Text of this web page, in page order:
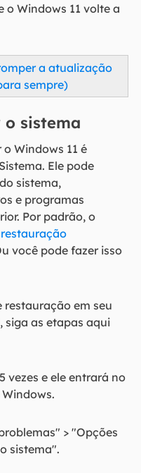
o Windows 11 volte a
a atualização
sempre)
o sistema
Windows 11 é
Ele pode
sistema,
e programas
Por padrão, o
você pode fazer isso
restauração em seu
siga as etapas aqui
vezes e ele entrará no
> "Opções
sistema".